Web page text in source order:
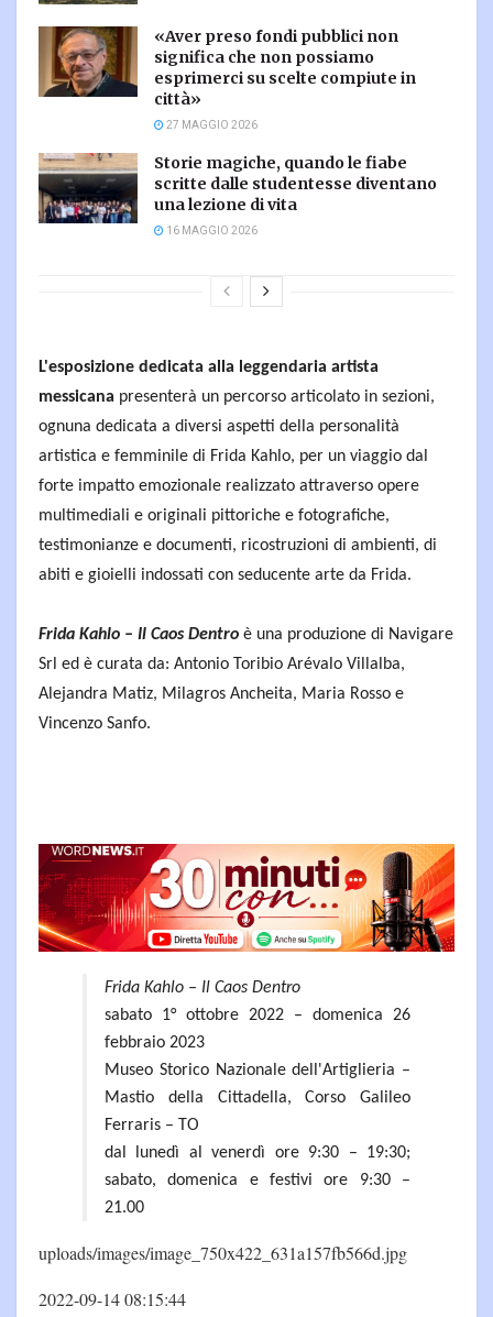
«Aver preso fondi pubblici non
significa che non possiamo
esprimerci su scelte compiute in
città»
27 MAGGIO 2026
Storie magiche, quando le fiabe
scritte dalle studentesse diventano
una lezione di vita
16 MAGGIO 2026
L'esposizione dedicata alla leggendaria artista
messicana presenterà un percorso articolato in sezioni,
ognuna dedicata a diversi aspetti della personalità
artistica e femminile di Frida Kahlo, per un viaggio dal
forte impatto emozionale realizzato attraverso opere
multimediali e originali pittoriche e fotografiche,
testimonianze e documenti, ricostruzioni di ambienti, di
abiti e gioielli indossati con seducente arte da Frida.
Frida Kahlo – Il Caos Dentro è una produzione di Navigare
Srl ed è curata da: Antonio Toribio Arévalo Villalba,
Alejandra Matiz, Milagros Ancheita, Maria Rosso e
Vincenzo Sanfo.
Frida Kahlo – Il Caos Dentro
sabato 1° ottobre 2022 – domenica 26
febbraio 2023
Museo Storico Nazionale dell'Artiglieria –
Mastio della Cittadella, Corso Galileo
Ferraris – TO
dal lunedì al venerdì ore 9:30 – 19:30;
sabato, domenica e festivi ore 9:30 –
21.00
uploads/images/image_750x422_631a157fb566d.jpg
2022-09-14 08:15:44